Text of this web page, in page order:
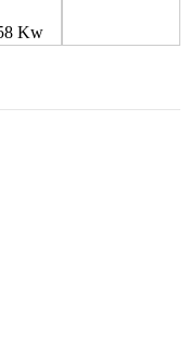
Kw